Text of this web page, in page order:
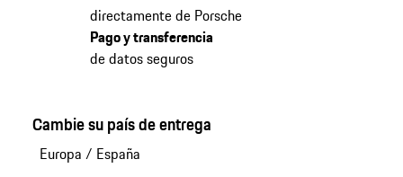
directamente de Porsche
Pago y transferencia
de datos seguros
Cambie su país de entrega
Europa / España